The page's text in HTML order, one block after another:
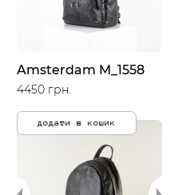
Amsterdam M_1558
4450 грн.
додати в кошик